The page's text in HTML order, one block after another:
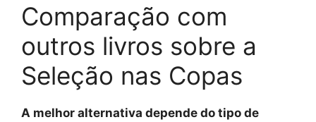
Comparação com
outros livros sobre a
Seleção nas Copas
A melhor alternativa depende do tipo de